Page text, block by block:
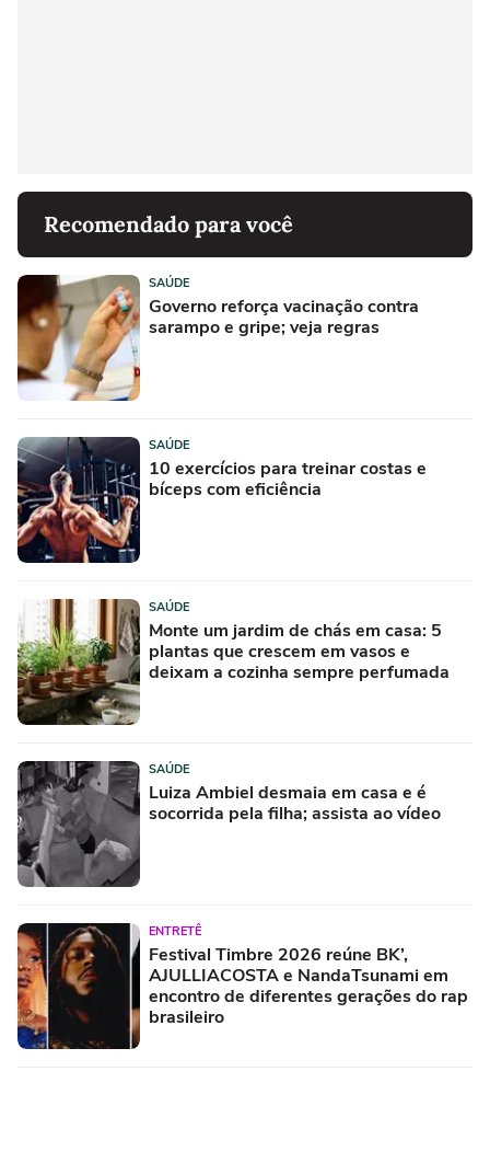
Recomendado para você
SAÚDE
Governo reforça vacinação contra
sarampo e gripe; veja regras
SAÚDE
10 exercícios para treinar costas e
bíceps com eficiência
SAÚDE
Monte um jardim de chás em casa: 5
plantas que crescem em vasos e
deixam a cozinha sempre perfumada
SAÚDE
Luiza Ambiel desmaia em casa e é
socorrida pela filha; assista ao vídeo
ENTRETÊ
Festival Timbre 2026 reúne BK’,
AJULLIACOSTA e NandaTsunami em
encontro de diferentes gerações do rap
brasileiro